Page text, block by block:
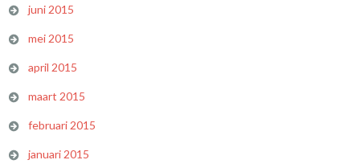
juni 2015
mei 2015
april 2015
maart 2015
februari 2015
januari 2015